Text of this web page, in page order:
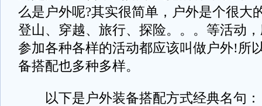
么是户外呢?其实很简单，户外是个很大
登山、穿越、旅行、探险。。。等活动
参加各种各样的活动都应该叫做户外!所
备搭配也多种多样。
以下是户外装备搭配方式经典名句：